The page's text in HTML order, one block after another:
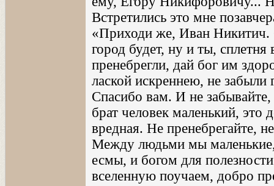
Встретились это мне
«Приходи же, Иван Никитич.
город будет, ну и ты,
пренебрегли, дай бог им
лаской искреннею, не забыли
Спасибо вам. И не
брат человек маленький, это
вредная. Не пренебрегайте,
Между людьми мы
есмы, и богом для
вселенную поучаем, добро